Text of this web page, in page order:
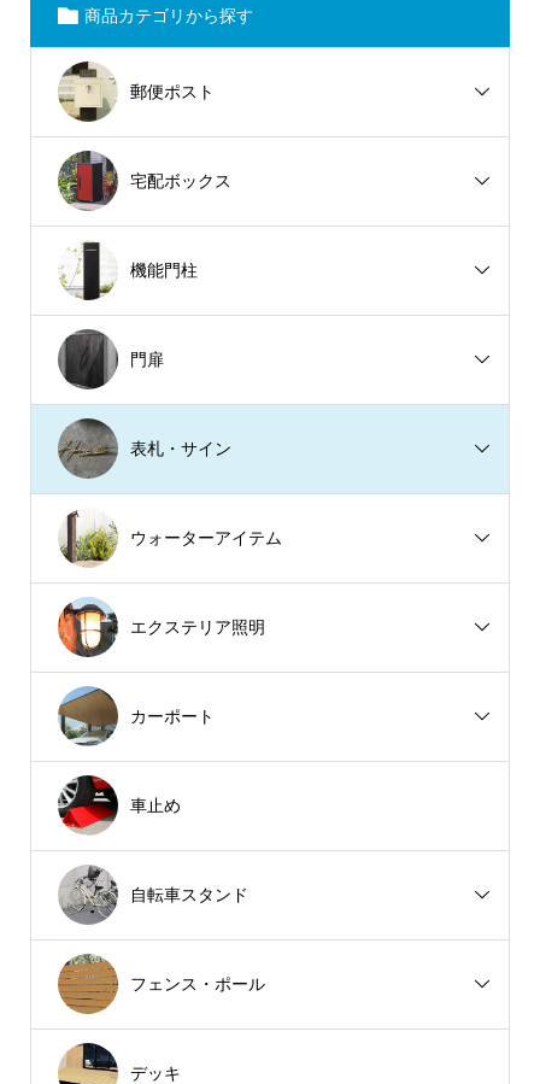
商品カテゴリから探す
郵便ポスト
宅配ボックス
機能門柱
門扉
表札・サイン
ウォーターアイテム
エクステリア照明
カーポート
車止め
自転車スタンド
フェンス・ポール
デッキ